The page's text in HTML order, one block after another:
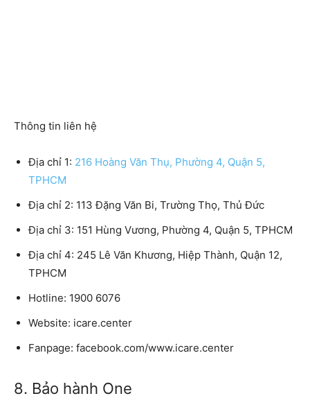
Thông tin liên hệ
Địa chỉ 1: 216 Hoàng Văn Thụ, Phường 4, Quận 5,
TPHCM
Địa chỉ 2: 113 Đặng Văn Bi, Trường Thọ, Thủ Đức
Địa chỉ 3: 151 Hùng Vương, Phường 4, Quận 5, TPHCM
Địa chỉ 4: 245 Lê Văn Khương, Hiệp Thành, Quận 12,
TPHCM
Hotline: 1900 6076
Website: icare.center
Fanpage: facebook.com/www.icare.center
8. Bảo hành One